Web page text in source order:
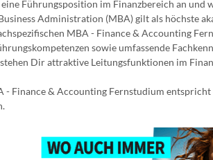
Führungsposition im Finanzbereich an
Administration (MBA) gilt als höchste
MBA - Finance & Accounting
sowie umfassende
Dir attraktive Leitungsfunktionen im
- Finance & Accounting Fernstudium